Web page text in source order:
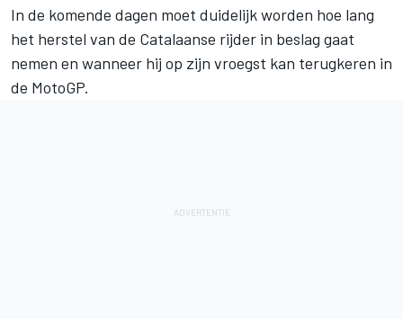
In de komende dagen moet duidelijk worden hoe lang
het herstel van de Catalaanse rijder in beslag gaat
nemen en wanneer hij op zijn vroegst kan terugkeren in
de MotoGP.